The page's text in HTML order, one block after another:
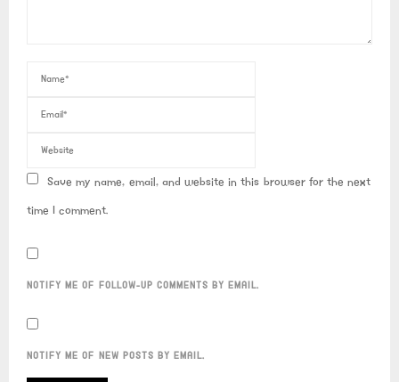
Save my name, email, and website in this browser for the next
time I comment.
NOTIFY ME OF FOLLOW-UP COMMENTS BY EMAIL.
NOTIFY ME OF NEW POSTS BY EMAIL.